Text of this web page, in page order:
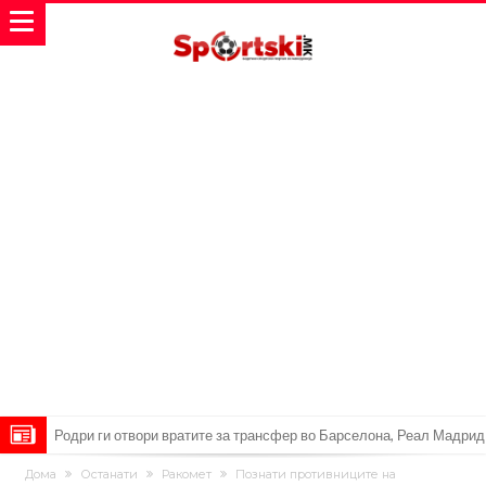
Родри ги отвори вратите за трансфер во Барселона, Реал Мадрид
е информиран
Крај на сагата: Винисиус останува во Реал Мадрид до 2032
Дома Останати Ракомет
Познати противниците на